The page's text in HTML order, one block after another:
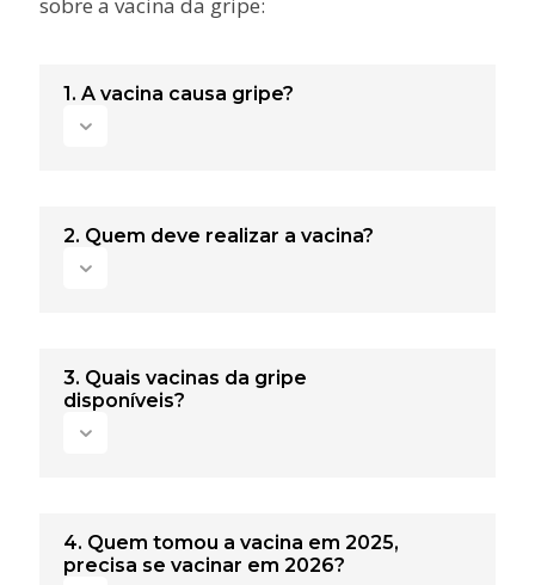
1. A vacina causa gripe?
inativadas (de vírus mortos), portanto sem
capacidade de causar doença.
2. Quem deve realizar a vacina?
6 meses, crianças, adolescentes, adultos,
idosos e gestantes.
3. Quais vacinas da gripe
disponíveis?
(protege contra 3 cepas do vírus) para
grupos prioritários.
4. Quem tomou a vacina em 2025,
precisa se vacinar em 2026?